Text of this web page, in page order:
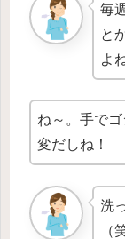
毎
と
よ
ね～。手で
変だしね！
洗
（